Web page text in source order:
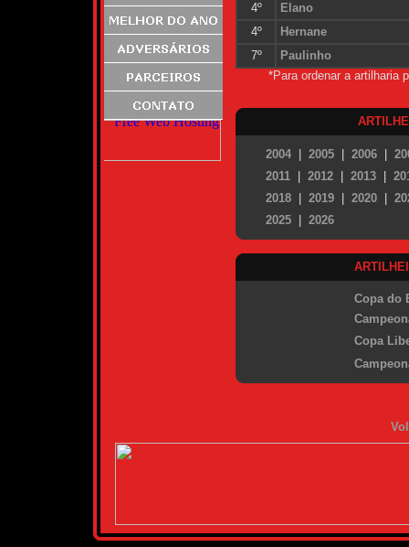
4º
Elano
4º
Hernane
7º
Paulinho
*Para ordenar a artilharia
2004 2005 2006
2011
2012 2013
2018
2019 2020
2025
2026
Copa do
Copa